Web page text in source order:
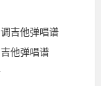
吉他弹唱谱
他弹唱谱